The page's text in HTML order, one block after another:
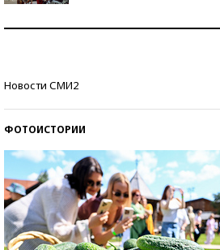
Новости СМИ2
ФОТОИСТОРИИ